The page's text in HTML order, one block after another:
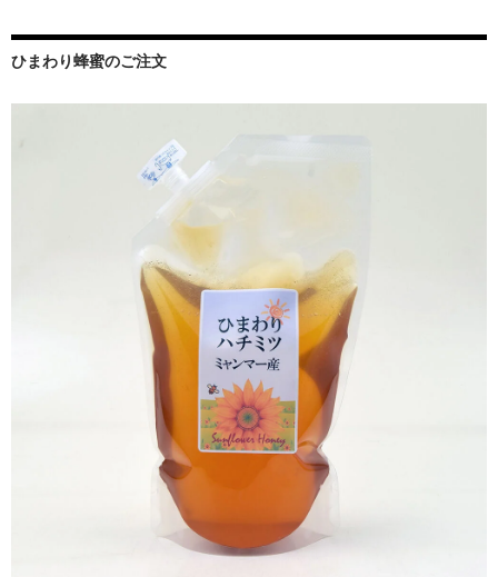
ひまわり蜂蜜のご注文